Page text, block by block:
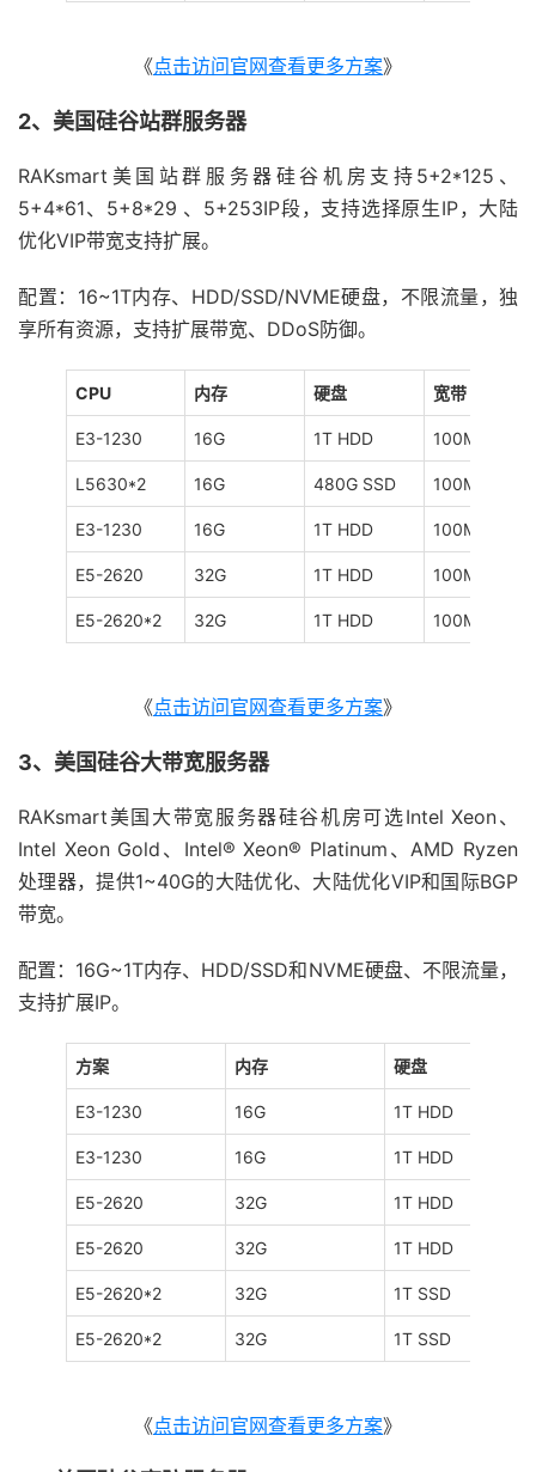
《点击访问官网查看更多方案》
2、美国硅谷站群服务器
RAKsmart美国站群服务器硅谷机房支持5+2*125、
5+4*61、5+8*29 、5+253IP段，支持选择原生IP，大陆
优化VIP带宽支持扩展。
配置：16~1T内存、HDD/SSD/NVME硬盘，不限流量，独
享所有资源，支持扩展带宽、DDoS防御。
CPU 内存 硬盘 宽带
E3-1230 16G 1T HDD 100M
L5630*2 16G 480G SSD 100M
E3-1230 16G 1T HDD 100M
E5-2620 32G 1T HDD 100M
E5-2620*2 32G 1T HDD 100M
《点击访问官网查看更多方案》
3、美国硅谷大带宽服务器
RAKsmart美国大带宽服务器硅谷机房可选Intel Xeon、
Intel Xeon Gold、Intel® Xeon® Platinum、AMD Ryzen
处理器，提供1~40G的大陆优化、大陆优化VIP和国际BGP
带宽。
配置：16G~1T内存、HDD/SSD和NVME硬盘、不限流量，
支持扩展IP。
方案 内存 硬盘
E3-1230 16G 1T HDD
E3-1230 16G 1T HDD
E5-2620 32G 1T HDD
E5-2620 32G 1T HDD
E5-2620*2 32G 1T SSD
E5-2620*2 32G 1T SSD
《点击访问官网查看更多方案》